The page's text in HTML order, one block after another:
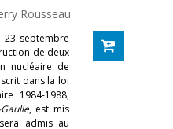
Rousseau
23 septembre
de deux
nucléaire de
dans la loi
1984-1988,
, est mis
admis au